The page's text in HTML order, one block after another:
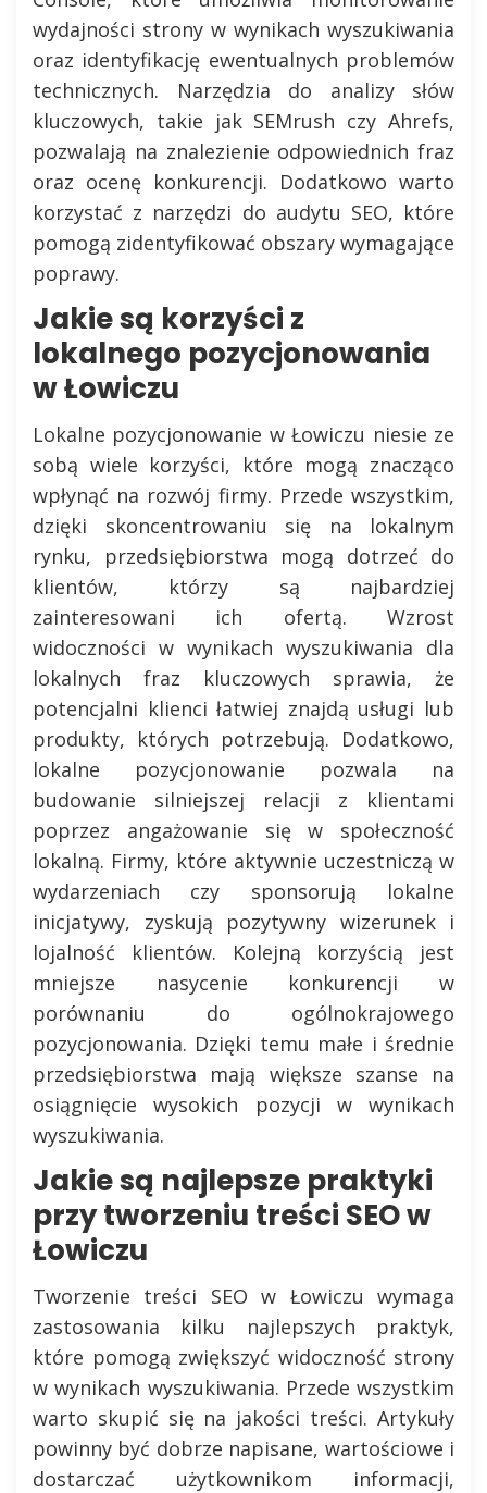
wydajności strony w wynikach wyszukiwania
oraz identyfikację ewentualnych problemów
technicznych. Narzędzia do analizy słów
kluczowych, takie jak SEMrush czy Ahrefs,
pozwalają na znalezienie odpowiednich fraz
oraz ocenę konkurencji. Dodatkowo warto
korzystać z narzędzi do audytu SEO, które
pomogą zidentyfikować obszary wymagające
poprawy.
Jakie są korzyści z
lokalnego pozycjonowania
w Łowiczu
Lokalne pozycjonowanie w Łowiczu niesie ze
sobą wiele korzyści, które mogą znacząco
wpłynąć na rozwój firmy. Przede wszystkim,
dzięki skoncentrowaniu się na lokalnym
rynku, przedsiębiorstwa mogą dotrzeć do
klientów, którzy są najbardziej
zainteresowani ich ofertą. Wzrost
widoczności w wynikach wyszukiwania dla
lokalnych fraz kluczowych sprawia, że
potencjalni klienci łatwiej znajdą usługi lub
produkty, których potrzebują. Dodatkowo,
lokalne pozycjonowanie pozwala na
budowanie silniejszej relacji z klientami
poprzez angażowanie się w społeczność
lokalną. Firmy, które aktywnie uczestniczą w
wydarzeniach czy sponsorują lokalne
inicjatywy, zyskują pozytywny wizerunek i
lojalność klientów. Kolejną korzyścią jest
mniejsze nasycenie konkurencji w
porównaniu do ogólnokrajowego
pozycjonowania. Dzięki temu małe i średnie
przedsiębiorstwa mają większe szanse na
osiągnięcie wysokich pozycji w wynikach
wyszukiwania.
Jakie są najlepsze praktyki
przy tworzeniu treści SEO w
Łowiczu
Tworzenie treści SEO w Łowiczu wymaga
zastosowania kilku najlepszych praktyk,
które pomogą zwiększyć widoczność strony
w wynikach wyszukiwania. Przede wszystkim
warto skupić się na jakości treści. Artykuły
powinny być dobrze napisane, wartościowe i
dostarczać użytkownikom informacji,